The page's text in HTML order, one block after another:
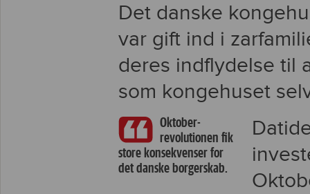
Det danske
var gift ind i
deres indflydelse til
som kongehuset
Oktober-
revolutionen fik
store konsekvenser for
det danske borgerskab.